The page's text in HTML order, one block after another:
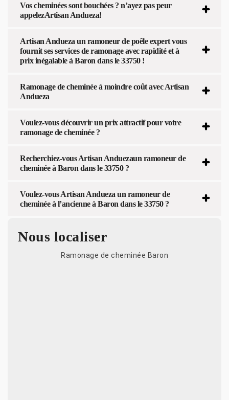
Vos cheminées sont bouchées ? n’ayez pas peur
appelezArtisan Andueza!
Artisan Andueza un ramoneur de poêle expert vous
fournit ses services de ramonage avec rapidité et à
prix inégalable à Baron dans le 33750 !
Ramonage de cheminée à moindre coût avec Artisan
Andueza
Voulez-vous découvrir un prix attractif pour votre
ramonage de cheminée ?
Recherchiez-vous Artisan Anduezaun ramoneur de
cheminée à Baron dans le 33750 ?
Voulez-vous Artisan Andueza un ramoneur de
cheminée à l’ancienne à Baron dans le 33750 ?
Nous localiser
Ramonage de cheminée Baron